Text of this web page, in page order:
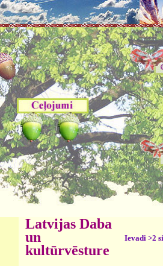
Latvijas Daba
un
kultūrvēsture
Ievadi >2